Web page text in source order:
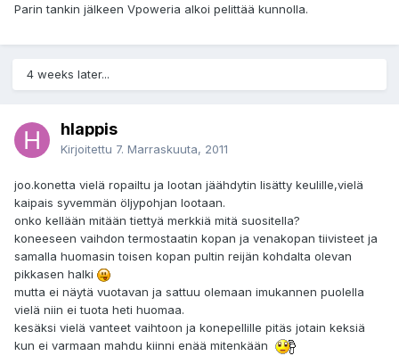
Parin tankin jälkeen Vpoweria alkoi pelittää kunnolla.
4 weeks later...
hlappis
Kirjoitettu 7. Marraskuuta, 2011
joo.konetta vielä ropailtu ja lootan jäähdytin lisätty keulille,vielä
kaipais syvemmän öljypohjan lootaan.
onko kellään mitään tiettyä merkkiä mitä suositella?
koneeseen vaihdon termostaatin kopan ja venakopan tiivisteet ja
samalla huomasin toisen kopan pultin reijän kohdalta olevan
pikkasen halki
mutta ei näytä vuotavan ja sattuu olemaan imukannen puolella
vielä niin ei tuota heti huomaa.
kesäksi vielä vanteet vaihtoon ja konepellille pitäs jotain keksiä
kun ei varmaan mahdu kiinni enää mitenkään